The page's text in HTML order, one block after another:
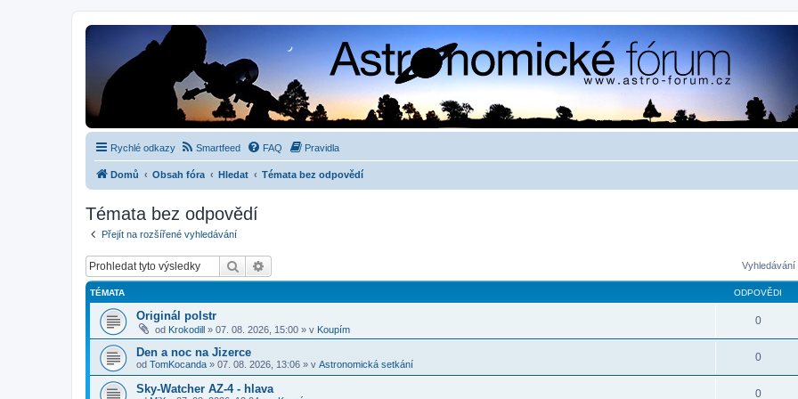
Rychlé odkazy Smartfeed FAQ Pravidla
Domů Obsah fóra Hledat Témata bez odpovědí
Témata bez odpovědí
Přejít na rozšířené vyhledávání
Hledat Vyhledávání
TÉMATA ODPOVĚDI
Originál polstr
od Krokodill » 07. 08. 2026, 15:00 » v Koupím
0
Den a noc na Jizerce
od TomKocanda » 07. 08. 2026, 13:06 » v Astronomická setkání
0
Sky-Watcher AZ-4 - hlava 0